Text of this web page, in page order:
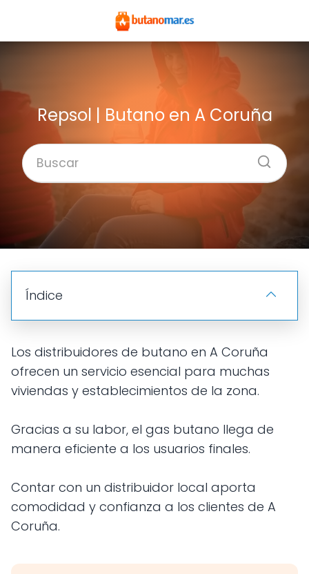
Repsol | Butano en A Coruña
Índice
Los distribuidores de butano en A Coruña
ofrecen un servicio esencial para muchas
viviendas y establecimientos de la zona.
Gracias a su labor, el gas butano llega de
manera eficiente a los usuarios finales.
Contar con un distribuidor local aporta
comodidad y confianza a los clientes de A
Coruña.